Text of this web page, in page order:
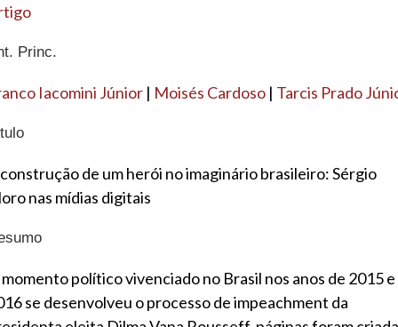
Princ.
Iacomini Júnior | Moisés Cardoso | Tarcis Prado
de um herói no imaginário brasileiro: Sérgio
nas mídias digitais
político vivenciado no Brasil nos anos de 2015 e
se desenvolveu o processo de impeachment da